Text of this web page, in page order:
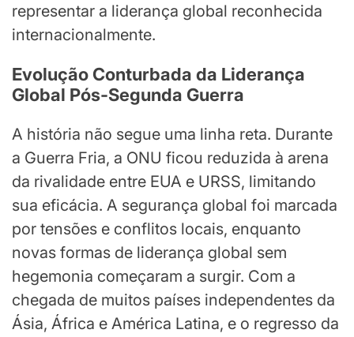
representar a liderança global reconhecida
internacionalmente.
Evolução Conturbada da Liderança
Global Pós-Segunda Guerra
A história não segue uma linha reta. Durante
a Guerra Fria, a ONU ficou reduzida à arena
da rivalidade entre EUA e URSS, limitando
sua eficácia. A segurança global foi marcada
por tensões e conflitos locais, enquanto
novas formas de liderança global sem
hegemonia começaram a surgir. Com a
chegada de muitos países independentes da
Ásia, África e América Latina, e o regresso da